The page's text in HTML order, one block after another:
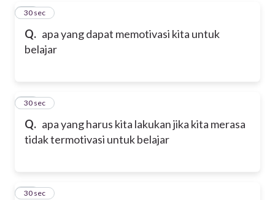
Q. apa yang dapat memotivasi kita untuk
belajar
10
30 sec
Q. apa yang harus kita lakukan jika kita merasa
tidak termotivasi untuk belajar
11
30 sec
12
30 sec